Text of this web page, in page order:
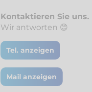
Kontaktieren Sie uns.
Wir antworten 😊
Tel. anzeigen
Mail anzeigen